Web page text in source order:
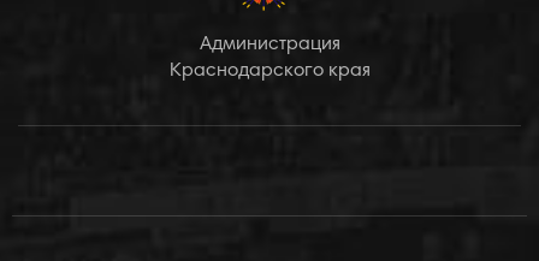
Администрация
Краснодарского края